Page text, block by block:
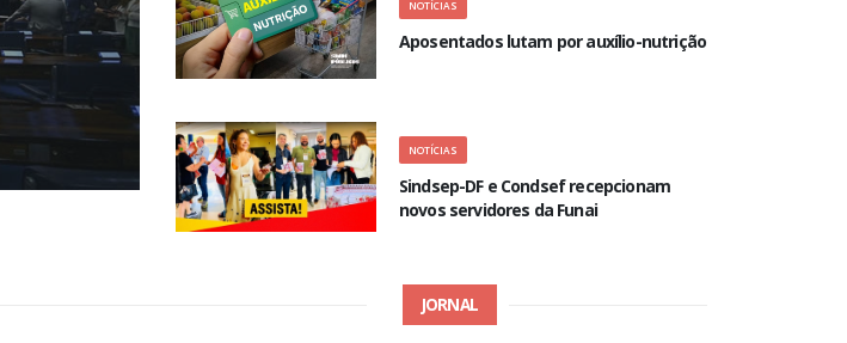
NOTÍCIAS
Aposentados lutam por auxílio-nutrição
NOTÍCIAS
Sindsep-DF e Condsef recepcionam
novos servidores da Funai
JORNAL